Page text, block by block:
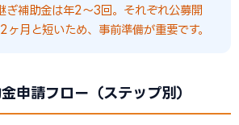
ぎ補助金は年2〜3回。それぞれ公募開
ヶ月と短いため、事前準備が重要です。
申請フロー（ステップ別）